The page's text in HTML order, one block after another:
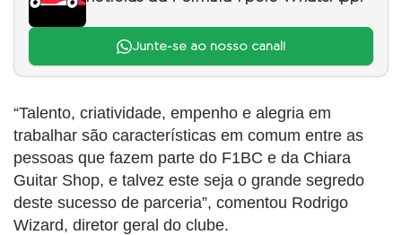
Junte-se ao nosso canal!
“Talento, criatividade, empenho e alegria em
trabalhar são características em comum entre as
pessoas que fazem parte do F1BC e da Chiara
Guitar Shop, e talvez este seja o grande segredo
deste sucesso de parceria”, comentou Rodrigo
Wizard, diretor geral do clube.